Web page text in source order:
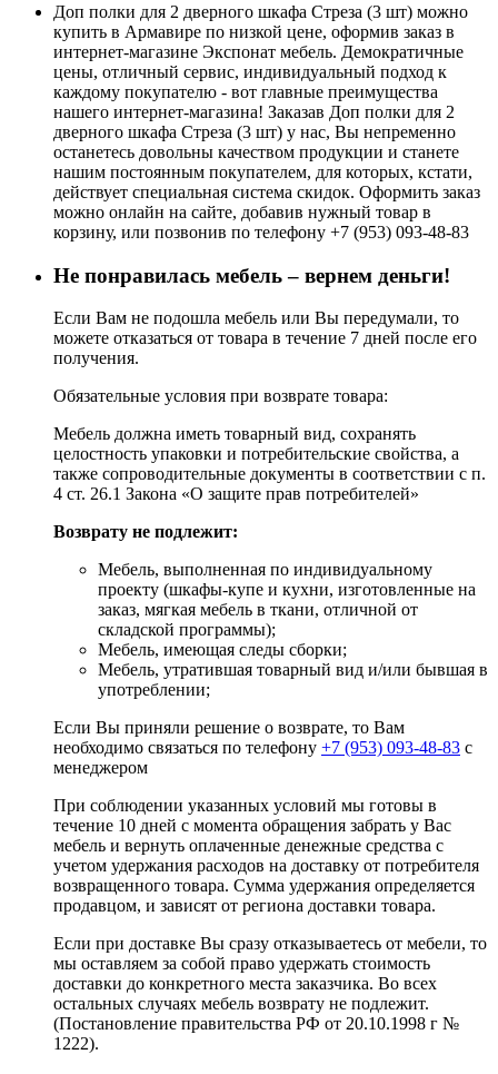
Доп полки для 2 дверного шкафа Стреза (3 шт) можно
купить в Армавире по низкой цене, оформив заказ в
интернет-магазине Экспонат мебель. Демократичные
цены, отличный сервис, индивидуальный подход к
каждому покупателю - вот главные преимущества
нашего интернет-магазина! Заказав Доп полки для 2
дверного шкафа Стреза (3 шт) у нас, Вы непременно
останетесь довольны качеством продукции и станете
нашим постоянным покупателем, для которых, кстати,
действует специальная система скидок. Оформить заказ
можно онлайн на сайте, добавив нужный товар в
корзину, или позвонив по телефону +7 (953) 093-48-83
Не понравилась мебель – вернем деньги!
Если Вам не подошла мебель или Вы передумали, то
можете отказаться от товара в течение 7 дней после его
получения.
Обязательные условия при возврате товара:
Мебель должна иметь товарный вид, сохранять
целостность упаковки и потребительские свойства, а
также сопроводительные документы в соответствии с п.
4 ст. 26.1 Закона «О защите прав потребителей»
Возврату не подлежит:
Мебель, выполненная по индивидуальному
проекту (шкафы-купе и кухни, изготовленные на
заказ, мягкая мебель в ткани, отличной от
складской программы);
Мебель, имеющая следы сборки;
Мебель, утратившая товарный вид и/или бывшая в
употреблении;
Если Вы приняли решение о возврате, то Вам
необходимо связаться по телефону +7 (953) 093-48-83 с
менеджером
При соблюдении указанных условий мы готовы в
течение 10 дней с момента обращения забрать у Вас
мебель и вернуть оплаченные денежные средства с
учетом удержания расходов на доставку от потребителя
возвращенного товара. Сумма удержания определяется
продавцом, и зависят от региона доставки товара.
Если при доставке Вы сразу отказываетесь от мебели, то
мы оставляем за собой право удержать стоимость
доставки до конкретного места заказчика. Во всех
остальных случаях мебель возврату не подлежит.
(Постановление правительства РФ от 20.10.1998 г №
1222).